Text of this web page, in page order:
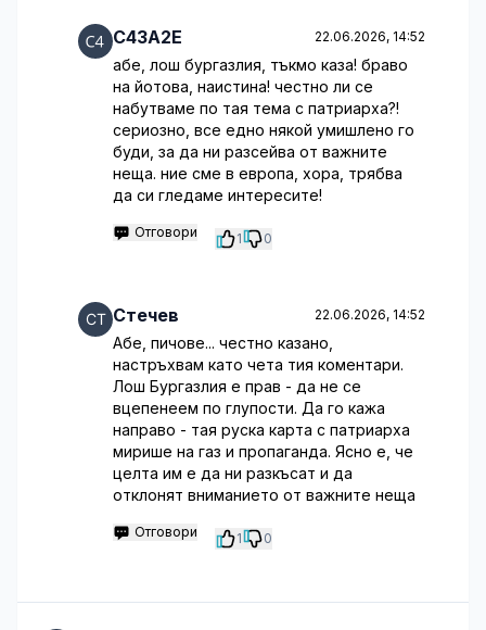
C43A2E 22.06.2026, 14:52
абе, лош бургазлия, тъкмо каза! браво
на йотова, наистина! честно ли се
набутваме по тая тема с патриарха?!
сериозно, все едно някой умишлено го
буди, за да ни разсейва от важните
неща. ние сме в европа, хора, трябва
да си гледаме интересите!
Отговори 1 0
Стечев 22.06.2026, 14:52
Абе, пичове... честно казано,
настръхвам като чета тия коментари.
Лош Бургазлия е прав - да не се
вцепенеем по глупости. Да го кажа
направо - тая руска карта с патриарха
мирише на газ и пропаганда. Ясно е, че
целта им е да ни разкъсат и да
отклонят вниманието от важните неща
Отговори 1 0